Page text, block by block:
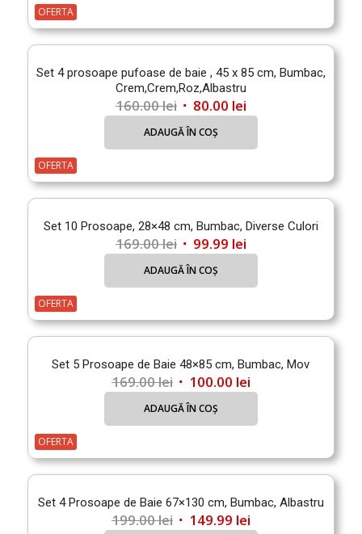
160.00 lei.
OFERTA
Set 4 prosoape pufoase de baie , 45 x 85 cm, Bumbac,
Crem,Crem,Roz,Albastru
160.00lei Prețul
inițial
160.00 lei.
80.00 leiPrețul
curent
este:
ADAUGĂ ÎN COȘ
OFERTA
Set 10 Prosoape, 28×48 cm, Bumbac, Diverse Culori
169.00lei Prețul
inițial
169.00 lei.
99.99 leiPrețul
curent
este:
ADAUGĂ ÎN COȘ
OFERTA
Set 5 Prosoape de Baie 48×85 cm, Bumbac, Mov
169.00lei Prețul
inițial
169.00 lei.
100.00 leiPrețul
curent
este:
ADAUGĂ ÎN COȘ
OFERTA
Set 4 Prosoape de Baie 67×130 cm, Bumbac, Albastru
199.00lei Prețul
149.99 leiPrețul